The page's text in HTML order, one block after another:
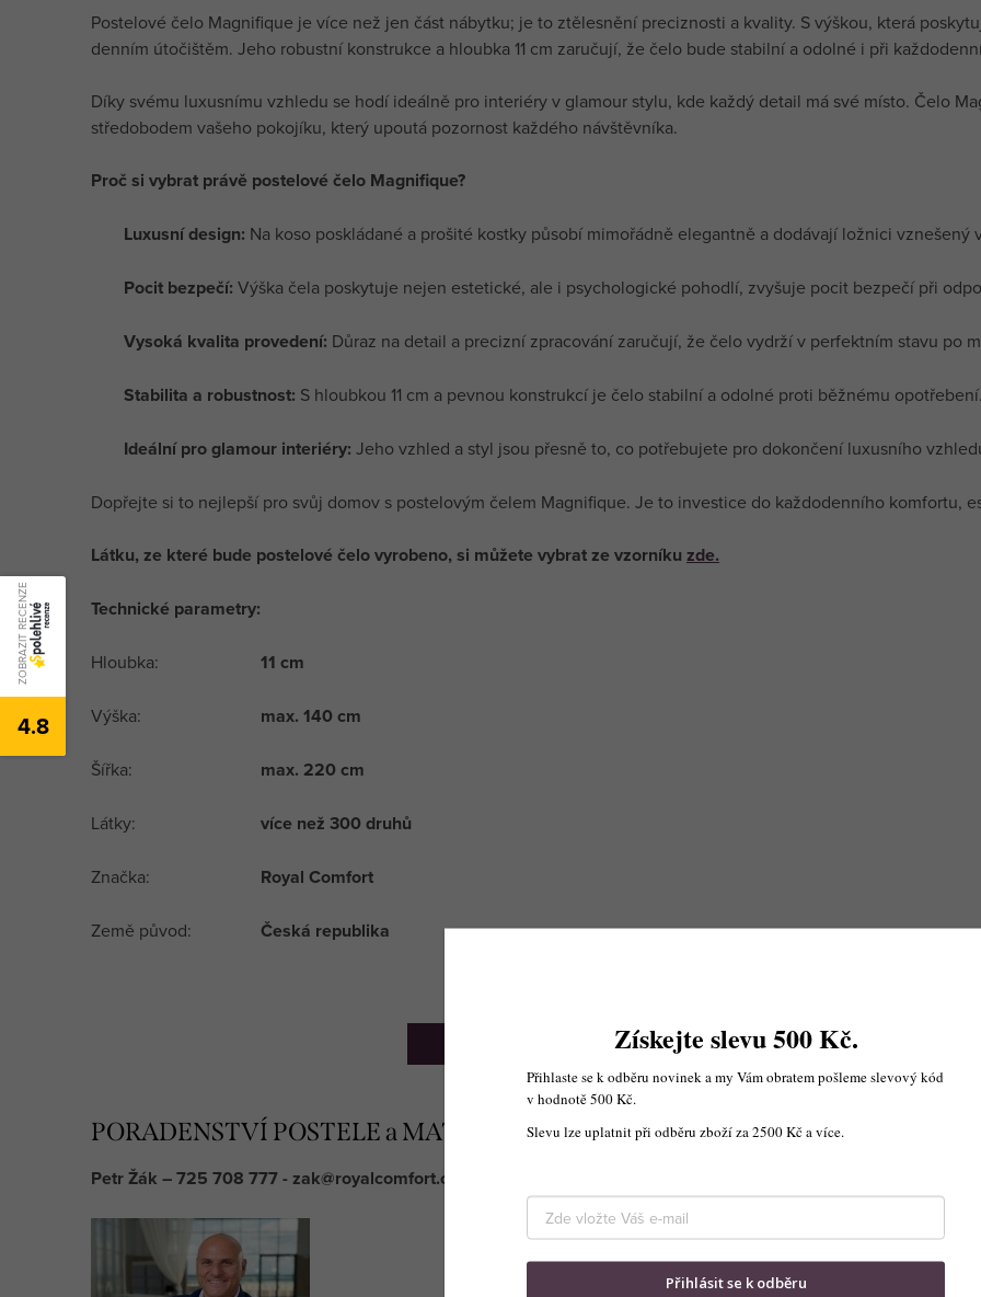
Postelové čelo Magnifique je více než jen část nábytku; je to ztělesnění preciznosti a kvality. S výškou, která
denním útočištěm. Jeho robustní konstrukce a hloubka 11 cm zaručují, že čelo bude stabilní a odolné i při
Díky svému luxusnímu vzhledu se hodí ideálně pro interiéry v glamour stylu, kde každý detail má své místo. Čelo
středobodem vašeho pokojíku, který upoutá pozornost každého návštěvníka.
Proč si vybrat právě postelové čelo Magnifique?
Luxusní design: Na koso poskládané a prošité kostky působí mimořádně elegantně a dodávají ložnici vznešený
Pocit bezpečí: Výška čela poskytuje nejen estetické, ale i psychologické pohodlí, zvyšuje pocit bezpečí při
Vysoká kvalita provedení: Důraz na detail a precizní zpracování zaručují, že čelo vydrží v perfektním stavu po
Stabilita a robustnost: S hloubkou 11 cm a pevnou konstrukcí je čelo stabilní a odolné proti běžnému opotřebení.
Ideální pro glamour interiéry: Jeho vzhled a styl jsou přesně to, co potřebujete pro dokončení luxusního
Dopřejte si to nejlepší pro svůj domov s postelovým čelem Magnifique. Je to investice do každodenního komfortu,
Látku, ze které bude postelové čelo vyrobeno, si můžete vybrat ze vzorníku zde.
Technické parametry:
Hloubka: 11 cm
Výška: max. 140 cm
Šířka: max. 220 cm
Látky: více než 300 druhů
Značka: Royal Comfort
Země původ: Česká republika
TIP: Jak si vybrat a sestavit kontinentální
PORADENSTVÍ POSTELE a MATRACE
Petr Žák – 725 708 777 - zak@royalcomfort.cz
Získejte slevu 500 Kč.
Přihlaste se k odběru novinek a my Vám obratem pošleme slevový kód
v hodnotě 500 Kč.
Slevu lze uplatnit při odběru zboží za 2500 Kč a více.
Přihlásit se k odběru
ZOBRAZIT RECENZE
4.8